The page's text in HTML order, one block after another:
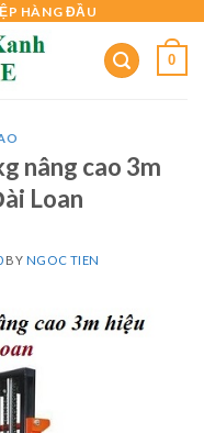
HÀNG ĐẦU
0
nâng cao 3m
Loan
BY NGOC TIEN